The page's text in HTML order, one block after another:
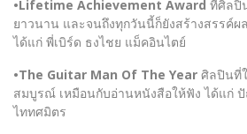
•Lifetime Achievement Award ที่ศิลปิ
ยาวนาน และจนถึงทุกวันนี้ก็ยังสร้างสรรค์
ได้แก่ พี่เบิร์ด ธงไชย แม็คอินไตย์
•The Guitar Man Of The Year ศิลปินที่ใ
สมบูรณ์ เหมือนกับอ่านหนังสือให้ฟัง ได้แ
ไททศมิตร